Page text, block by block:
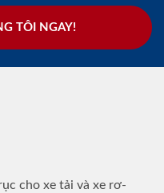
TÔI NGAY!
cho xe tải và xe rơ-